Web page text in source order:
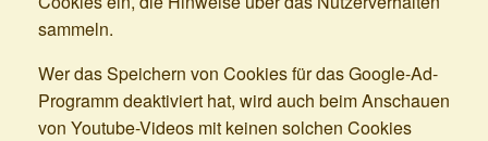
sammeln.
Wer das Speichern von Cookies für das Google-Ad-
Programm deaktiviert hat, wird auch beim Anschauen
von Youtube-Videos mit keinen solchen Cookies